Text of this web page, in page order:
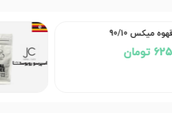
میکس 90/10